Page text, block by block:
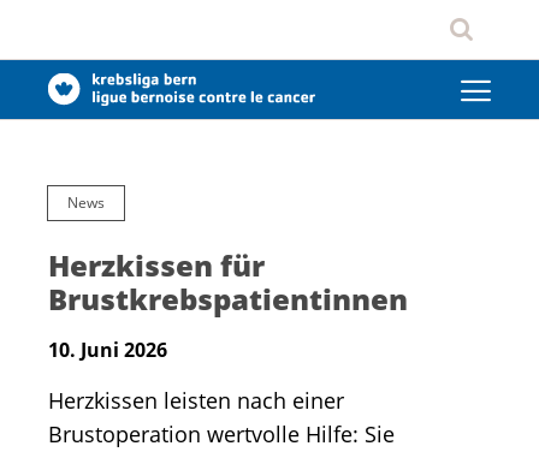
News
Herzkissen für
Brustkrebspatientinnen
10. Juni 2026
Herzkissen leisten nach einer
Brustoperation wertvolle Hilfe: Sie